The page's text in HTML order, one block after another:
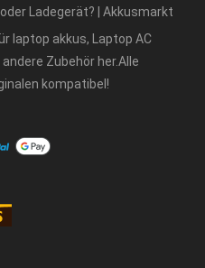
Ladegerät? | Akkusmarkt
laptop akkus, Laptop AC
Zubehör her.Alle
kompatibel!